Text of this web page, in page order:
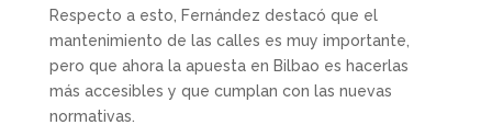
Respecto a esto, Fernández destacó que el
mantenimiento de las calles es muy importante,
pero que ahora la apuesta en Bilbao es hacerlas
más accesibles y que cumplan con las nuevas
normativas.